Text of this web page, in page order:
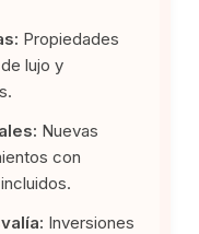
Propiedades
lujo y
Nuevas
con
Inversiones